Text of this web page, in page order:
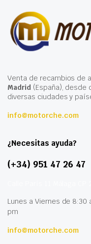
Venta de recambios de
Madrid(España), desde
diversas ciudades y
info@motorche.com
¿Necesitas ayuda?
(+34) 951 47 26 47
Lunes a Viernes de 8:30
pm
info@motorche.com